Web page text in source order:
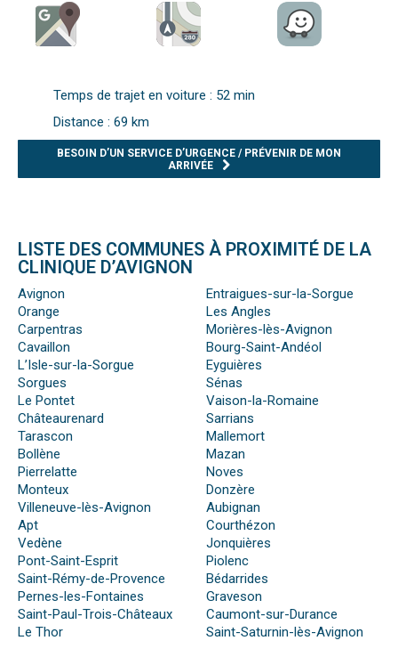
Temps de trajet en voiture : 52 min
Distance : 69 km
BESOIN D’UN SERVICE D’URGENCE / PRÉVENIR DE MON
ARRIVÉE
LISTE DES COMMUNES À PROXIMITÉ DE LA
CLINIQUE D’AVIGNON
Avignon
Orange
Carpentras
Cavaillon
L’Isle-sur-la-Sorgue
Sorgues
Le Pontet
Châteaurenard
Tarascon
Bollène
Pierrelatte
Monteux
Villeneuve-lès-Avignon
Apt
Vedène
Pont-Saint-Esprit
Saint-Rémy-de-Provence
Pernes-les-Fontaines
Saint-Paul-Trois-Châteaux
Le Thor
Entraigues-sur-la-Sorgue
Les Angles
Morières-lès-Avignon
Bourg-Saint-Andéol
Eyguières
Sénas
Vaison-la-Romaine
Sarrians
Mallemort
Mazan
Noves
Donzère
Aubignan
Courthézon
Jonquières
Piolenc
Bédarrides
Graveson
Caumont-sur-Durance
Saint-Saturnin-lès-Avignon